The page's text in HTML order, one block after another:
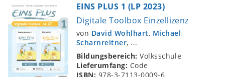
EINS PLUS 1 (LP 2023)
Digitale Toolbox Einzellizenz
von David Wohlhart, Michael
Scharnreitner, ...
Bildungsbereich:Volksschule
Lieferumfang: Code
ISBN: 978-3-7113-0009-6